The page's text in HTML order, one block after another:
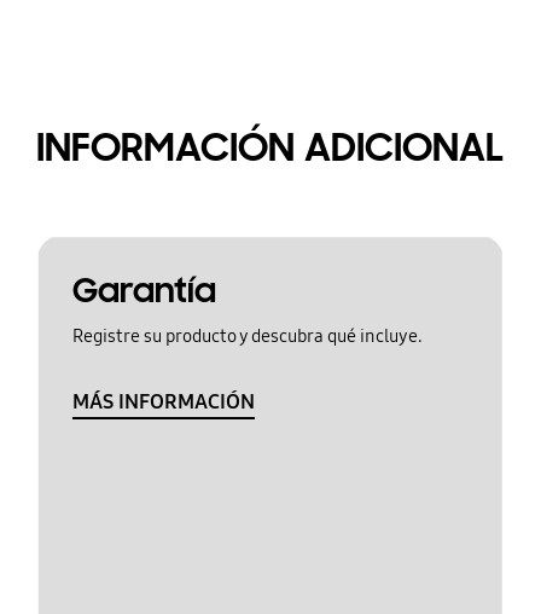
INFORMACIÓN ADICIONAL
Garantía
Registre su producto y descubra qué incluye.
MÁS INFORMACIÓN